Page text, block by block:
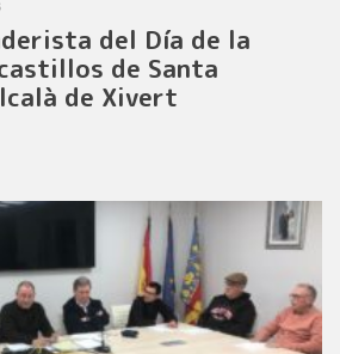
del Día de la
de Santa
de Xivert